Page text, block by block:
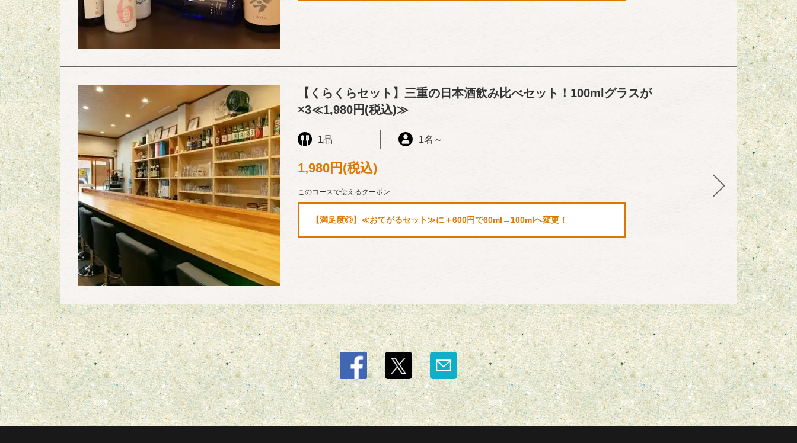
【くらくらセット】三重の日本酒飲み比べセット！100mlグラスが
×3≪1,980円(税込)≫
1品 1名 ～
1,980円 (税込)
このコースで使えるクーポン
【満足度◎】≪おてがるセット≫に＋600円で60ml→100mlへ変更！